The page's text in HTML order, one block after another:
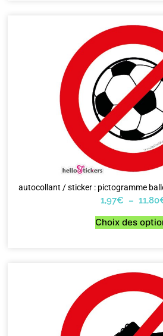
autocollant / sticker : pictogramme
1,97€ – 11,80
Choix des